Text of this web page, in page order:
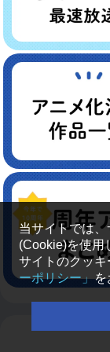
当サイトでは
(Cookie)を使用
サイトのクッキ
ーポリシー」を